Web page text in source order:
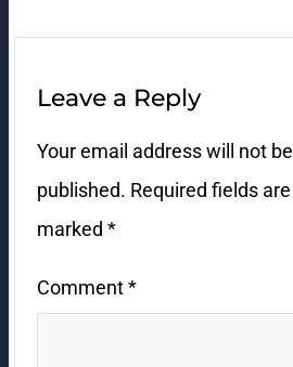
Leave a Reply
Your email address will not be
published. Required fields are
marked *
Comment*